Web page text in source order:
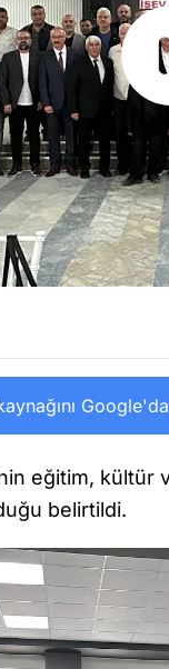
eğitim, kültür
belirtildi.